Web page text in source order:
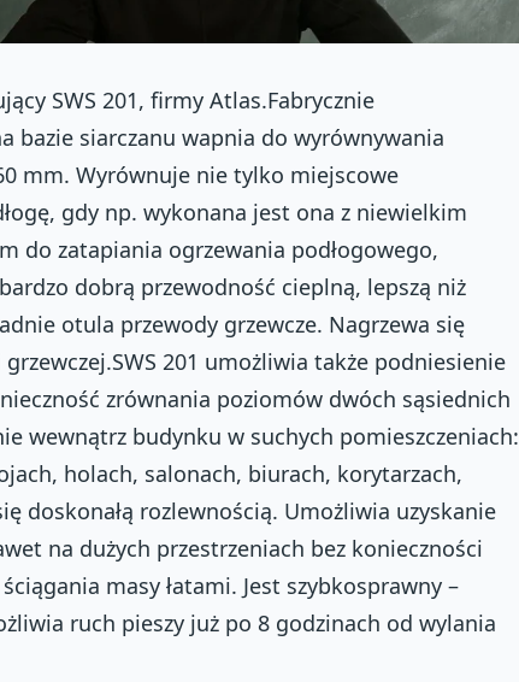
SWS 201, firmy Atlas.Fabrycznie
bazie siarczanu wapnia do wyrównywania
mm. Wyrównuje nie tylko miejscowe
gdy np. wykonana jest ona z niewielkim
do zatapiania ogrzewania podłogowego,
dobrą przewodność cieplną, lepszą niż
otula przewody grzewcze. Nagrzewa się
201 umożliwia także podniesienie
zrównania poziomów dwóch sąsiednich
wewnątrz budynku w suchych pomieszczeniach:
holach, salonach, biurach, korytarzach,
doskonałą rozlewnością. Umożliwia uzyskanie
na dużych przestrzeniach bez konieczności
masy łatami. Jest szybkosprawny –
ruch pieszy już po 8 godzinach od wylania